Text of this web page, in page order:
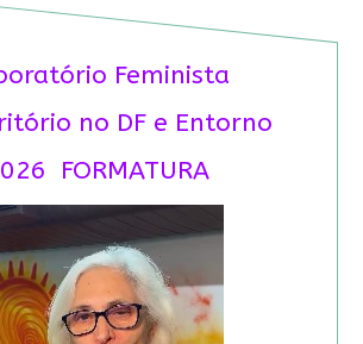
Feminista
no DF e Entorno
FORMATURA